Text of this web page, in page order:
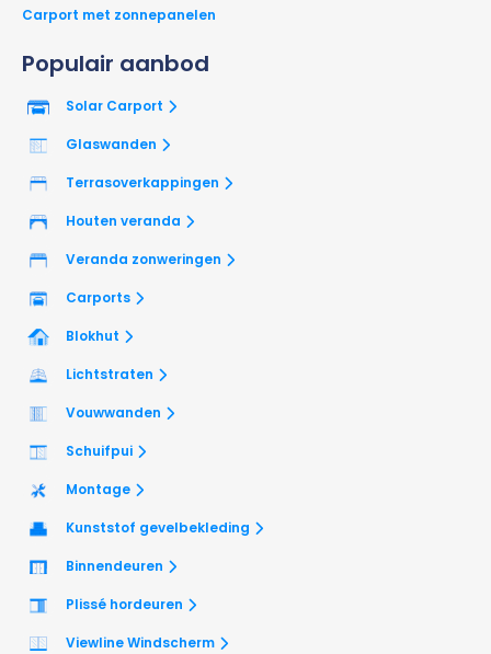
Populair aanbod
Solar Carport
Glaswanden
Terrasoverkappingen
Houten veranda
Veranda zonweringen
Carports
Blokhut
Lichtstraten
Vouwwanden
Schuifpui
Montage
Kunststof gevelbekleding
Binnendeuren
Plissé hordeuren
Viewline Windscherm
Carport met zonnepanelen